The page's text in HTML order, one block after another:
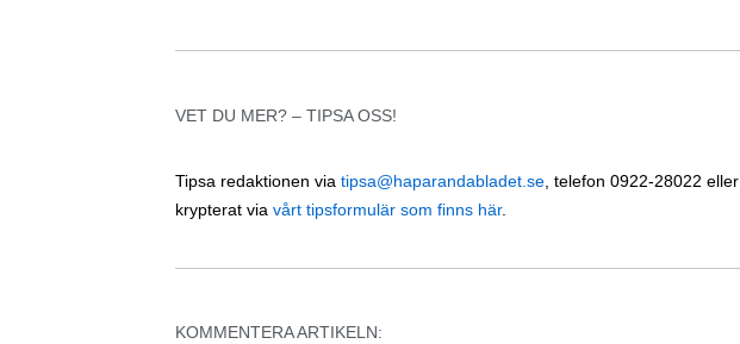
VET DU MER? – TIPSA OSS!
Tipsa redaktionen via tipsa@haparandabladet.se , telefon 0922-28022 eller
krypterat via vårt tipsformulär som finns här.
KOMMENTERA ARTIKELN: